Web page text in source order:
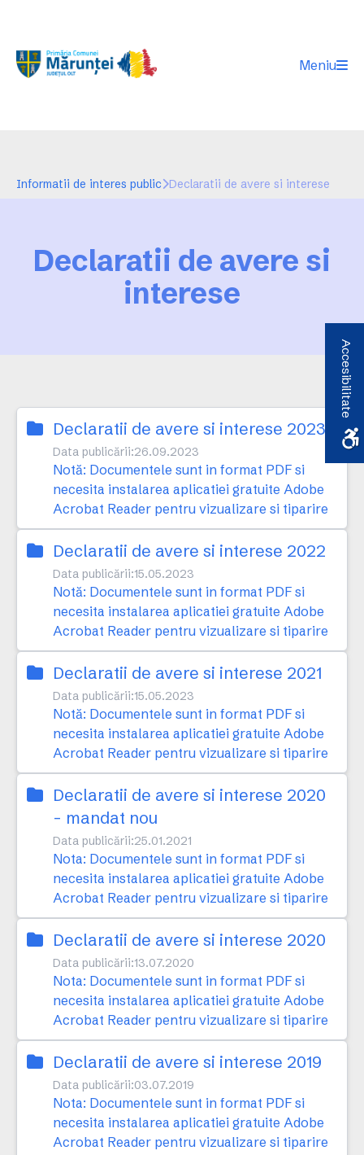
Meniu
Informatii de interes public Declaratii de avere si interese
Declaratii de avere si
interese
Declaratii de avere si interese 2023
Data publicării:26.09.2023
Notă: Documentele sunt in format PDF si
necesita instalarea aplicatiei gratuite Adobe
Acrobat Reader pentru vizualizare si tiparire
Declaratii de avere si interese 2022
Data publicării:15.05.2023
Notă: Documentele sunt in format PDF si
necesita instalarea aplicatiei gratuite Adobe
Acrobat Reader pentru vizualizare si tiparire
Declaratii de avere si interese 2021
Data publicării:15.05.2023
Notă: Documentele sunt in format PDF si
necesita instalarea aplicatiei gratuite Adobe
Acrobat Reader pentru vizualizare si tiparire
Declaratii de avere si interese 2020
- mandat nou
Data publicării:25.01.2021
Nota: Documentele sunt in format PDF si
necesita instalarea aplicatiei gratuite Adobe
Acrobat Reader pentru vizualizare si tiparire
Declaratii de avere si interese 2020
Data publicării:13.07.2020
Nota: Documentele sunt in format PDF si
necesita instalarea aplicatiei gratuite Adobe
Acrobat Reader pentru vizualizare si tiparire
Declaratii de avere si interese 2019
Data publicării:03.07.2019
Nota: Documentele sunt in format PDF si
necesita instalarea aplicatiei gratuite Adobe
Acrobat Reader pentru vizualizare si tiparire
Accesibilitate